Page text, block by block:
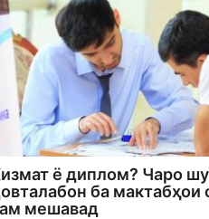
ё диплом? Чаро
ба мактабҳои
мешавад